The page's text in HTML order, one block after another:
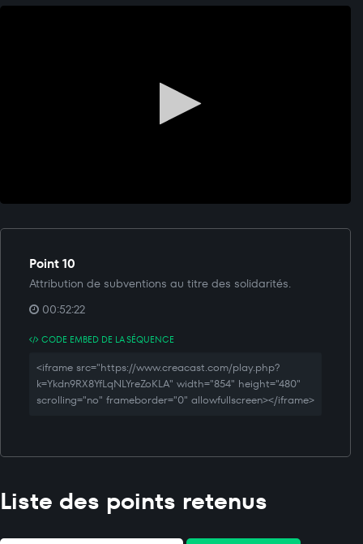
Point 10
Attribution de subventions au titre des solidarités.
00:52:22
CODE EMBED DE LA SÉQUENCE
<iframe src="https://www.creacast.com/play.php?
k=Ykdn9RX8YfLqNLYreZoKLA" width="854" height="480"
scrolling="no" frameborder="0" allowfullscreen></iframe>
Liste des points retenus